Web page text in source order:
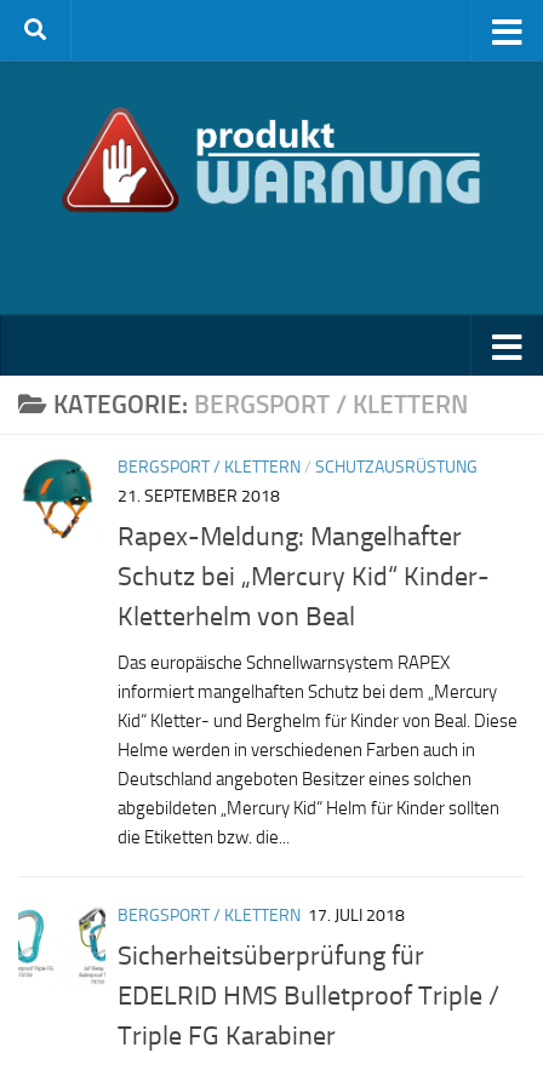
Zum Inhalt springen
KATEGORIE: BERGSPORT / KLETTERN
BERGSPORT / KLETTERN/ SCHUTZAUSRÜSTUNG
21. SEPTEMBER 2018
Rapex-Meldung: Mangelhafter
Schutz bei „Mercury Kid“ Kinder-
Kletterhelm von Beal
Das europäische Schnellwarnsystem RAPEX
informiert mangelhaften Schutz bei dem „Mercury
Kid“ Kletter- und Berghelm für Kinder von Beal. Diese
Helme werden in verschiedenen Farben auch in
Deutschland angeboten Besitzer eines solchen
abgebildeten „Mercury Kid“ Helm für Kinder sollten
die Etiketten bzw. die...
BERGSPORT / KLETTERN 17. JULI 2018
Sicherheitsüberprüfung für
EDELRID HMS Bulletproof Triple /
Triple FG Karabiner